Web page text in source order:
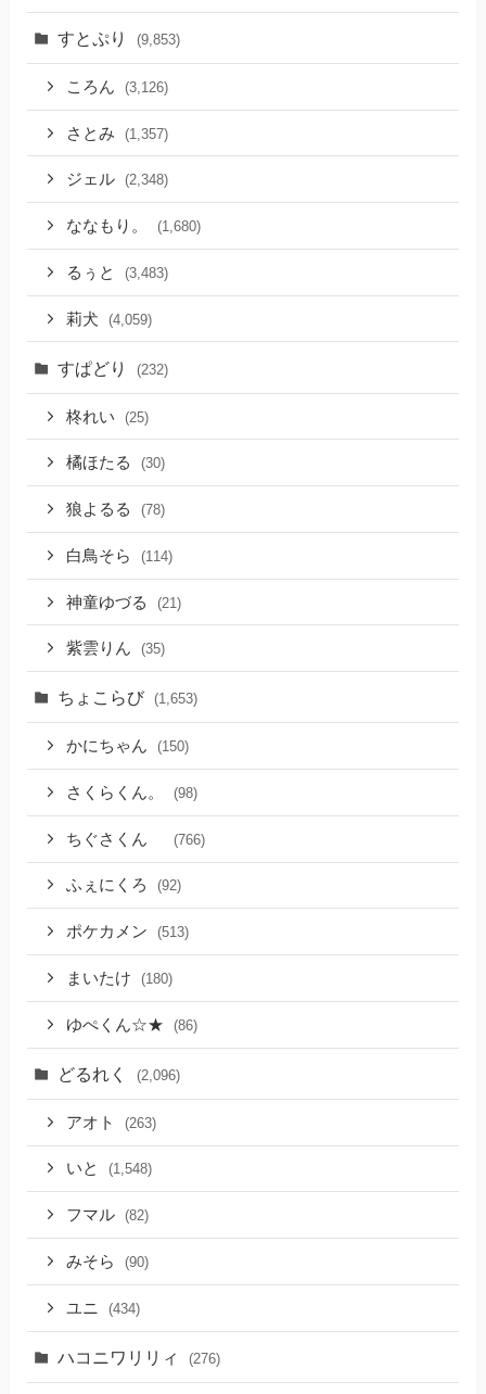
すとぷり (9,853)
ころん (3,126)
さとみ (1,357)
ジェル (2,348)
ななもり。 (1,680)
るぅと (3,483)
莉犬 (4,059)
すぱどり (232)
柊れい (25)
橘ほたる (30)
狼よるる (78)
白鳥そら (114)
神童ゆづる (21)
紫雲りん (35)
ちょこらび (1,653)
かにちゃん (150)
さくらくん。 (98)
ちぐさくん (766)
ふぇにくろ (92)
ポケカメン (513)
まいたけ (180)
ゆぺくん☆★ (86)
どるれく (2,096)
アオト (263)
いと (1,548)
フマル (82)
みそら (90)
ユニ (434)
ハコニワリリィ (276)